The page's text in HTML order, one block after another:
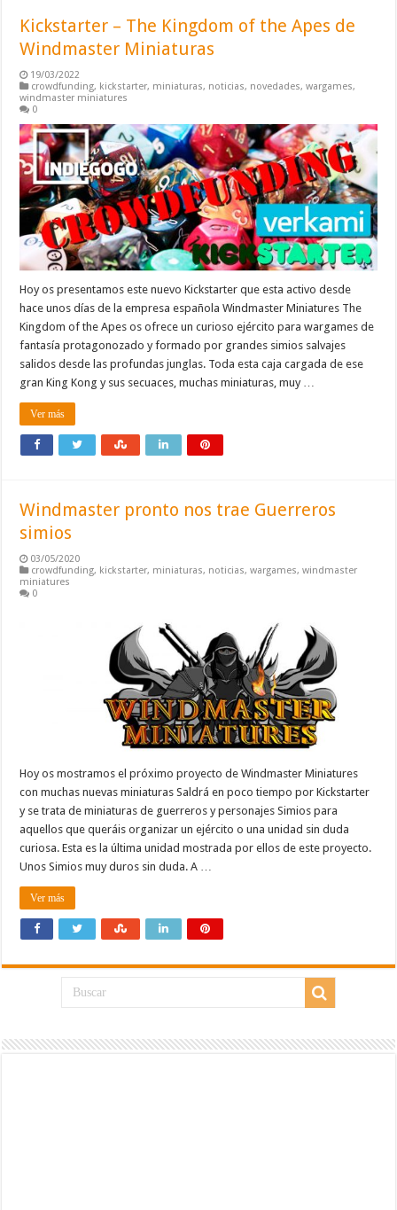
Kickstarter – The Kingdom of the Apes de
Windmaster Miniaturas
19/03/2022
crowdfunding, kickstarter, miniaturas, noticias, novedades,wargames,
windmaster miniatures
0
Hoy os presentamos este nuevo Kickstarter que esta activo desde
hace unos días de la empresa española Windmaster Miniatures The
Kingdom of the Apes os ofrece un curioso ejército para wargames de
fantasía protagonozado y formado por grandes simios salvajes
salidos desde las profundas junglas. Toda esta caja cargada de ese
gran King Kong y sus secuaces, muchas miniaturas, muy …
Ver más
Windmaster pronto nos trae Guerreros
simios
03/05/2020
crowdfunding, kickstarter, miniaturas, noticias,wargames,windmaster
miniatures
0
Hoy os mostramos el próximo proyecto de Windmaster Miniatures
con muchas nuevas miniaturas Saldrá en poco tiempo por Kickstarter
y se trata de miniaturas de guerreros y personajes Simios para
aquellos que queráis organizar un ejército o una unidad sin duda
curiosa. Esta es la última unidad mostrada por ellos de este proyecto.
Unos Simios muy duros sin duda. A …
Ver más